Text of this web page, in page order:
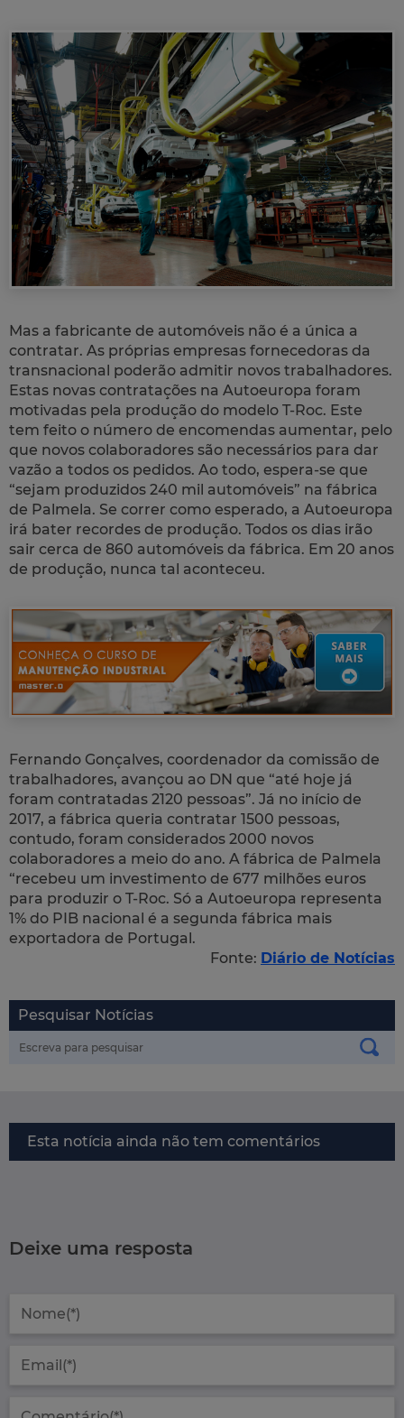
Mas a fabricante de automóveis não é a única a
contratar. As próprias empresas fornecedoras da
transnacional poderão admitir novos trabalhadores.
Estas novas contratações na Autoeuropa foram
motivadas pela produção do modelo T-Roc. Este
tem feito o número de encomendas aumentar, pelo
que novos colaboradores são necessários para dar
vazão a todos os pedidos. Ao todo, espera-se que
“sejam produzidos 240 mil automóveis” na fábrica
de Palmela. Se correr como esperado, a Autoeuropa
irá bater recordes de produção. Todos os dias irão
sair cerca de 860 automóveis da fábrica. Em 20 anos
de produção, nunca tal aconteceu.
Fernando Gonçalves, coordenador da comissão de
trabalhadores, avançou ao DN que “até hoje já
foram contratadas 2120 pessoas”. Já no início de
2017, a fábrica queria contratar 1500 pessoas,
contudo, foram considerados 2000 novos
colaboradores a meio do ano. A fábrica de Palmela
“recebeu um investimento de 677 milhões euros
para produzir o T-Roc. Só a Autoeuropa representa
1% do PIB nacional é a segunda fábrica mais
exportadora de Portugal.
Fonte: Diário de Notícias
Pesquisar Notícias
Esta notícia ainda não tem comentários
Deixe uma resposta